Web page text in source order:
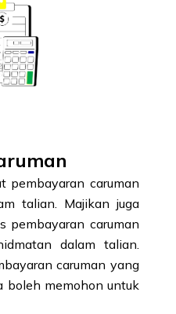
pembayaran caruman
talian. Majikan juga
pembayaran caruman
dalam talian.
caruman yang
boleh memohon untuk